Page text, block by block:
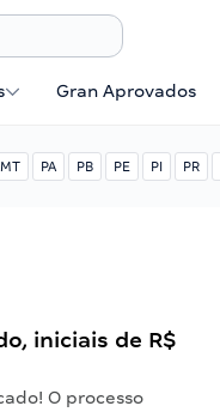
Gran Aprovados
MT PA PB PE PI PR
iniciais de R$
O processo